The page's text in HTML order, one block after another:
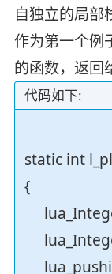
自独立的局部
作为第一个例
的函数，返回
代码如下:
static int
{